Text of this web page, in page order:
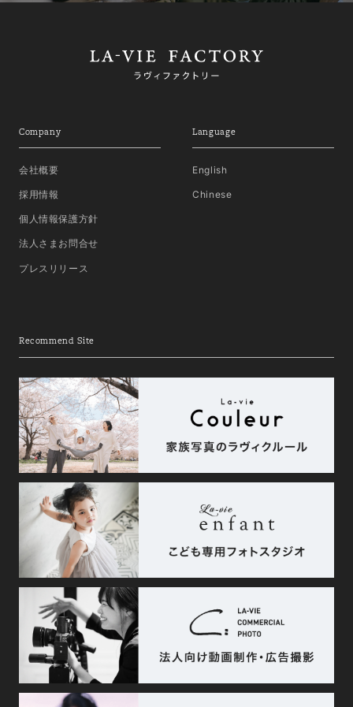
Company
会社概要
採用情報
個人情報保護方針
法人さまお問合せ
プレスリリース
Language
English
Chinese
Recommend Site